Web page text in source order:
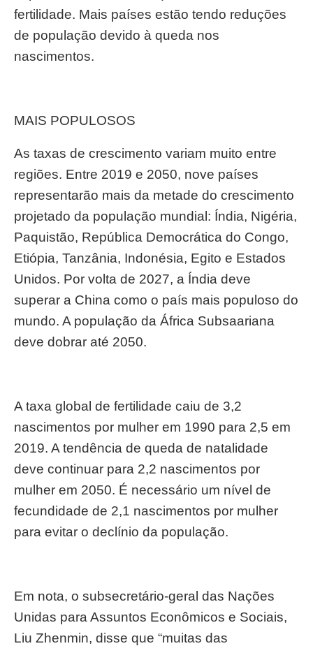
fertilidade. Mais países estão tendo reduções
de população devido à queda nos
nascimentos.
MAIS POPULOSOS
As taxas de crescimento variam muito entre
regiões. Entre 2019 e 2050, nove países
representarão mais da metade do crescimento
projetado da população mundial: Índia, Nigéria,
Paquistão, República Democrática do Congo,
Etiópia, Tanzânia, Indonésia, Egito e Estados
Unidos. Por volta de 2027, a Índia deve
superar a China como o país mais populoso do
mundo. A população da África Subsaariana
deve dobrar até 2050.
A taxa global de fertilidade caiu de 3,2
nascimentos por mulher em 1990 para 2,5 em
2019. A tendência de queda de natalidade
deve continuar para 2,2 nascimentos por
mulher em 2050. É necessário um nível de
fecundidade de 2,1 nascimentos por mulher
para evitar o declínio da população.
Em nota, o subsecretário-geral das Nações
Unidas para Assuntos Econômicos e Sociais,
Liu Zhenmin, disse que “muitas das